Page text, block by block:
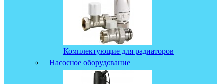
Комплектующие для радиаторов
Насосное оборудование